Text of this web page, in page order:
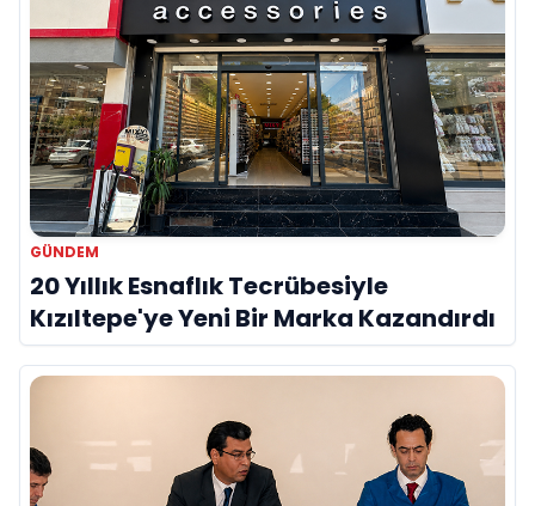
GÜNDEM
20 Yıllık Esnaflık Tecrübesiyle
Kızıltepe'ye Yeni Bir Marka Kazandırdı